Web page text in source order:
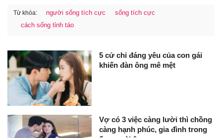
Từ khóa: người sống tích cực
sống tích cực
cách sống tỉnh táo
5 cử chỉ đáng yêu của con gái
khiến đàn ông mê mệt
Vợ có 3 việc càng lười thì chồng
càng hạnh phúc, gia đình trong